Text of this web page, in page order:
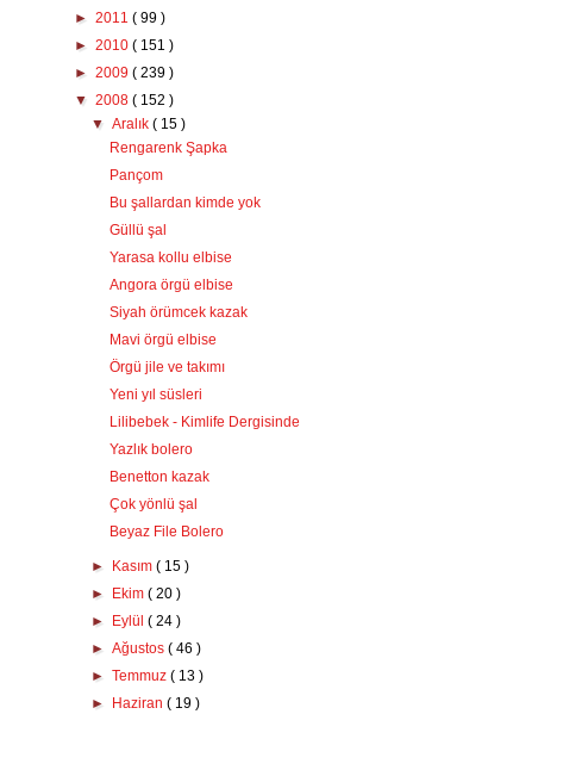
► 2011 ( 99 )
► 2010 ( 151 )
► 2009 ( 239 )
▼ 2008 ( 152 )
▼Aralık( 15 )
Rengarenk Şapka
Pançom
Bu şallardan kimde yok
Güllü şal
Yarasa kollu elbise
Angora örgü elbise
Siyah örümcek kazak
Mavi örgü elbise
Örgü jile ve takımı
Yeni yıl süsleri
Lilibebek - Kimlife Dergisinde
Yazlık bolero
Benetton kazak
Çok yönlü şal
Beyaz File Bolero
► Kasım( 15 )
►
Ekim( 20 )
►
Eylül( 24 )
►Ağustos( 46 )
►Temmuz( 13 )
►
Haziran( 19 )